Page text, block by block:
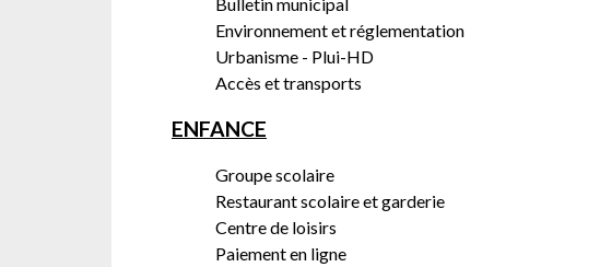
Environnement et réglementation
Urbanisme - Plui-HD
Accès et transports
ENFANCE
Groupe scolaire
Restaurant scolaire et garderie
Centre de loisirs
Paiement en ligne